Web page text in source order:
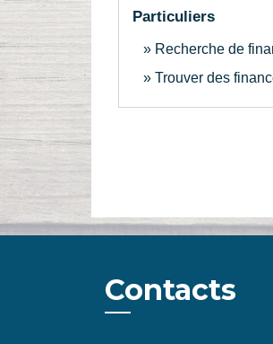
Particuliers
Recherche de
Trouver des
Contacts